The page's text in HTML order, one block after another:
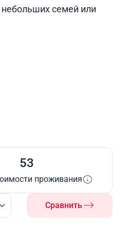
семей или
53
проживания
Сравнить